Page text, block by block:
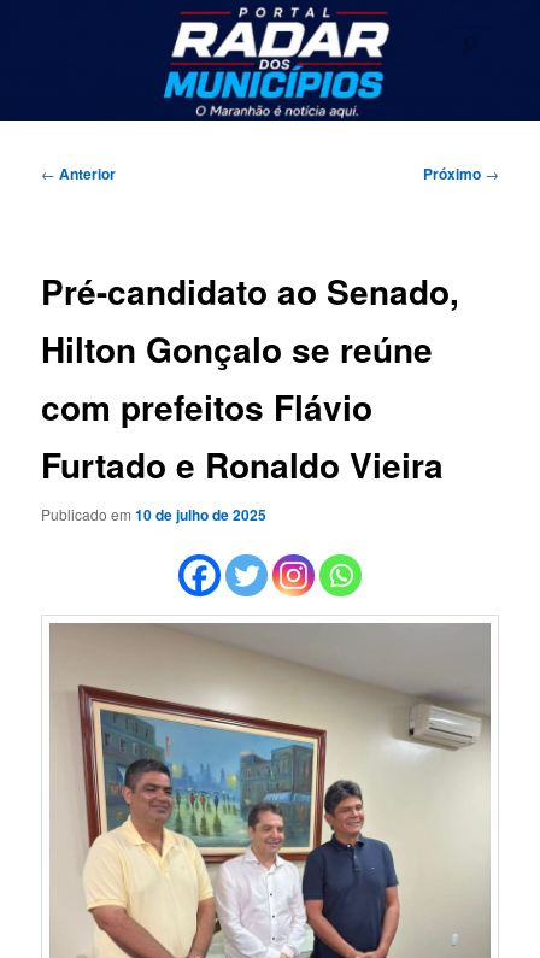
Radar dos Municípios
Seu portal de noticias
Navegação
← Anterior Próximo →
Pré-candidato ao Senado,
Hilton Gonçalo se reúne
com prefeitos Flávio
Furtado e Ronaldo Vieira
Publicado em10 de julho de 2025